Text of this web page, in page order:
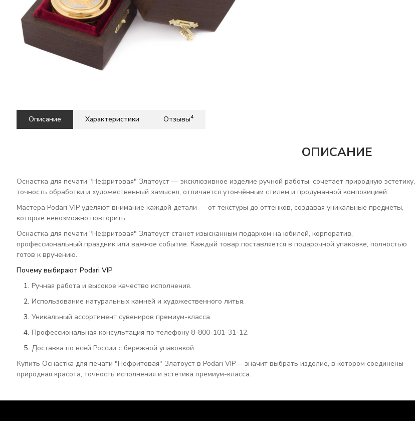
Описание Характеристики Отзывы4
ОПИСАНИЕ
Оснастка для печати "Нефритовая" Златоуст — эксклюзивное изделие ручной работы, сочетает природную эстетику,
точность обработки и художественный замысел, отличается утончённым стилем и продуманной композицией.
Мастера Podari VIP уделяют внимание каждой детали — от текстуры до оттенков, создавая уникальные предметы,
которые невозможно повторить.
Оснастка для печати "Нефритовая" Златоуст станет изысканным подарком на юбилей, корпоратив,
профессиональный праздник или важное событие. Каждый товар поставляется в подарочной упаковке, полностью
готов к вручению.
Почему выбирают Podari VIP
Ручная работа и высокое качество исполнения.
Использование натуральных камней и художественного литья.
Уникальный ассортимент сувениров премиум-класса.
Профессиональная консультация по телефону 8-800-101-31-12.
Доставка по всей России с бережной упаковкой.
Купить Оснастка для печати "Нефритовая" Златоуст в Podari VIP— значит выбрать изделие, в котором соединены
природная красота, точность исполнения и эстетика премиум-класса.